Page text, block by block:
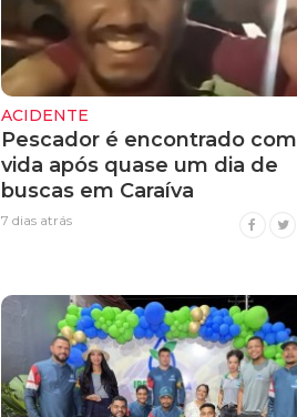
ACIDENTE
Pescador é encontrado com
vida após quase um dia de
buscas em Caraíva
7 dias atrás